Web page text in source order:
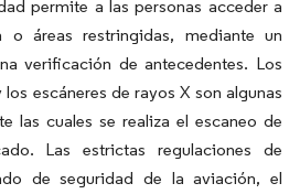
permite a las personas acceder a
o áreas restringidas, mediante un
verificación de antecedentes. Los
escáneres de rayos X son algunas
las cuales se realiza el escaneo de
Las estrictas regulaciones de
de seguridad de la aviación, el